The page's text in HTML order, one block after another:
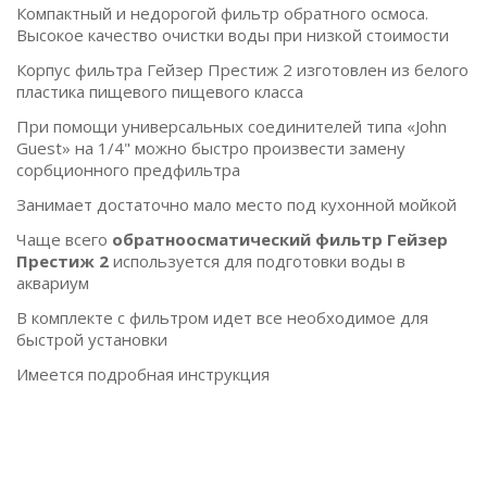
Компактный и недорогой фильтр обратного осмоса.
Высокое качество очистки воды при низкой стоимости
Корпус фильтра Гейзер Престиж 2 изготовлен из белого
пластика пищевого пищевого класса
При помощи универсальных соединителей типа «John
Guest» на 1/4" можно быстро произвести замену
сорбционного предфильтра
Занимает достаточно мало место под кухонной мойкой
Чаще всего обратноосматический фильтр Гейзер
Престиж 2 используется для подготовки воды в
аквариум
В комплекте с фильтром идет все необходимое для
быстрой установки
Имеется подробная инструкция